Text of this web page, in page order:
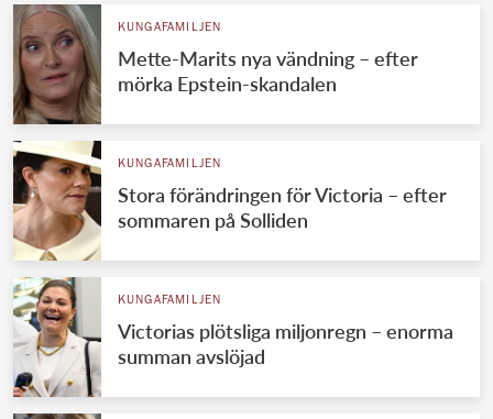
KUNGAFAMILJEN
Mette-Marits nya vändning – efter
mörka Epstein-skandalen
KUNGAFAMILJEN
Stora förändringen för Victoria – efter
sommaren på Solliden
KUNGAFAMILJEN
Victorias plötsliga miljonregn – enorma
summan avslöjad